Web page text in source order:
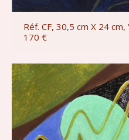
Réf. CF, 30,5 cm X 24
170 €